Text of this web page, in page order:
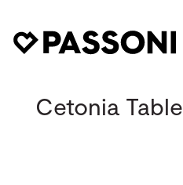
Cetonia Table